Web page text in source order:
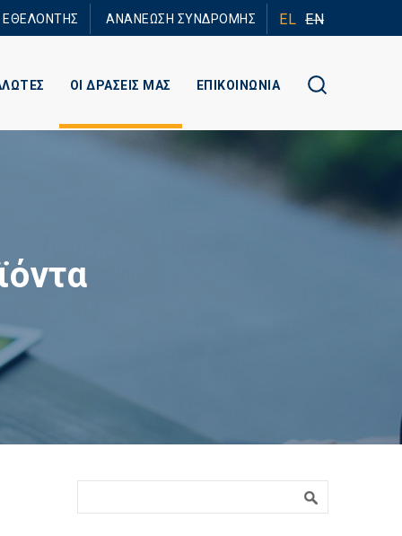
ΕΘΕΛΟΝΤΗΣ ΑΝΑΝΕΩΣΗ ΣΥΝΔΡΟΜΗΣ EL EN
ΟΙ ΔΡΑΣΕΙΣ ΜΑΣ ΕΠΙΚΟΙΝΩΝΙΑ